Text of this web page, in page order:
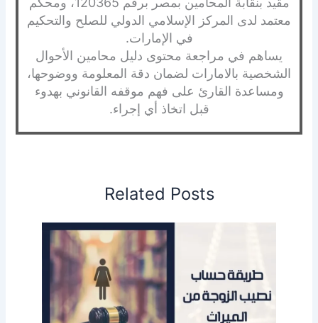
معتمد لدى المركز الإسلامي الدولي للصلح والتحكيم
في الإمارات.
يساهم في مراجعة محتوى دليل محامين الأحوال
الشخصية بالامارات لضمان دقة المعلومة ووضوحها،
ومساعدة القارئ على فهم موقفه القانوني بهدوء
قبل اتخاذ أي إجراء.
Related Posts